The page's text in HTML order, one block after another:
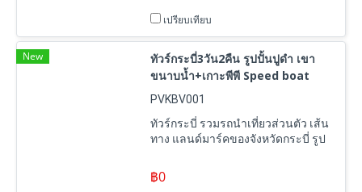
เปรียบเทียบ
New
ทัวร์กระบี่3วัน2คืน รูปปั้นปูดำ เขา
ขนาบน้ำ+เกาะพีพี Speed boat
PVKBV001
ทัวร์กระบี่ รวมรถนำเที่ยวส่วนตัว เส้น
ทาง แลนด์มาร์คของจังหวัดกระบี่ รูป
ขนาบน้ำ ชมแม่น้ำกระบี่ ออกทะเล1
วัน ทริปเกาะพีพี อ่าวมาหยา
฿0